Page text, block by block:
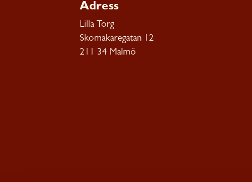
Adress
Lilla Torg
Skomakaregatan 12
211 34 Malmö